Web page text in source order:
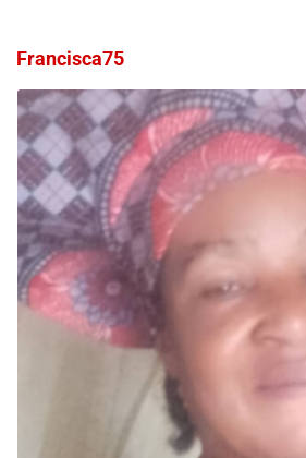
Francisca75